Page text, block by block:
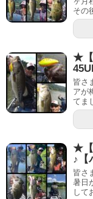
その
★【
皆さ
アが
てま
★【
♪【
皆さ
暑日
して